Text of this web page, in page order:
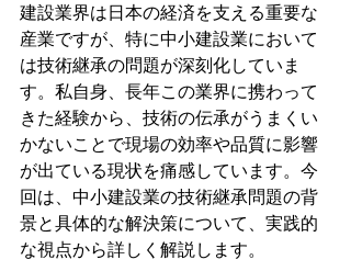
建設業界は日本の経済を支える重要な
産業ですが、特に中小建設業において
は技術継承の問題が深刻化していま
す。私自身、長年この業界に携わって
きた経験から、技術の伝承がうまくい
かないことで現場の効率や品質に影響
が出ている現状を痛感しています。今
回は、中小建設業の技術継承問題の背
景と具体的な解決策について、実践的
な視点から詳しく解説します。